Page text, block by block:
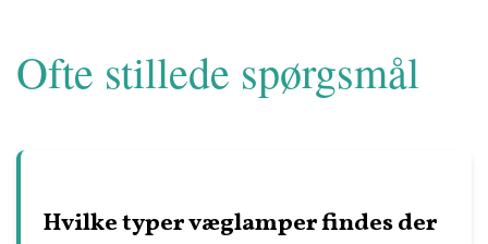
Ofte stillede spørgsmål
Hvilke typer væglamper findes der